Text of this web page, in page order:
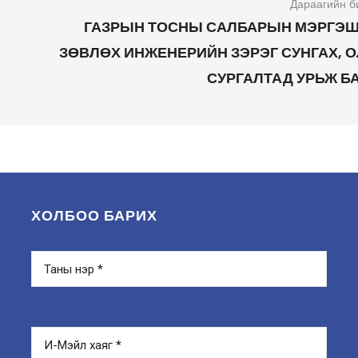
Дараагийн
ГАЗРЫН ТОСНЫ САЛБАРЫН
ЗӨВЛӨХ ИНЖЕНЕРИЙН ЗЭРЭГ СУНГАХ,
СУРГАЛТАД УРЬЖ
ХОЛБОО БАРИХ